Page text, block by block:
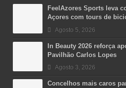
FeelAzores Sports leva
Açores com tours de
Agosto 5, 2026
In Beauty 2026 reforça
Pavilhão Carlos Lopes
Agosto 3, 2026
Concelhos mais caros